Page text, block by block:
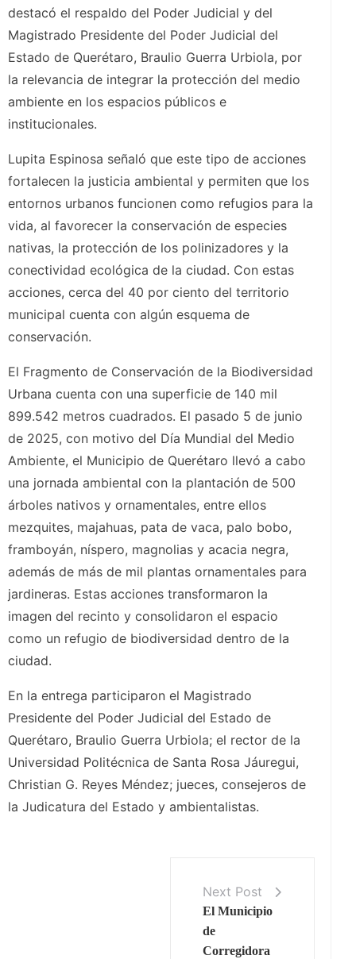
destacó el respaldo del Poder Judicial y del
Magistrado Presidente del Poder Judicial del
Estado de Querétaro, Braulio Guerra Urbiola, por
la relevancia de integrar la protección del medio
ambiente en los espacios públicos e
institucionales.
Lupita Espinosa señaló que este tipo de acciones
fortalecen la justicia ambiental y permiten que los
entornos urbanos funcionen como refugios para la
vida, al favorecer la conservación de especies
nativas, la protección de los polinizadores y la
conectividad ecológica de la ciudad. Con estas
acciones, cerca del 40 por ciento del territorio
municipal cuenta con algún esquema de
conservación.
El Fragmento de Conservación de la Biodiversidad
Urbana cuenta con una superficie de 140 mil
899.542 metros cuadrados. El pasado 5 de junio
de 2025, con motivo del Día Mundial del Medio
Ambiente, el Municipio de Querétaro llevó a cabo
una jornada ambiental con la plantación de 500
árboles nativos y ornamentales, entre ellos
mezquites, majahuas, pata de vaca, palo bobo,
framboyán, níspero, magnolias y acacia negra,
además de más de mil plantas ornamentales para
jardineras. Estas acciones transformaron la
imagen del recinto y consolidaron el espacio
como un refugio de biodiversidad dentro de la
ciudad.
En la entrega participaron el Magistrado
Presidente del Poder Judicial del Estado de
Querétaro, Braulio Guerra Urbiola; el rector de la
Universidad Politécnica de Santa Rosa Jáuregui,
Christian G. Reyes Méndez; jueces, consejeros de
la Judicatura del Estado y ambientalistas.
Next Post
El Municipio
de
Corregidora